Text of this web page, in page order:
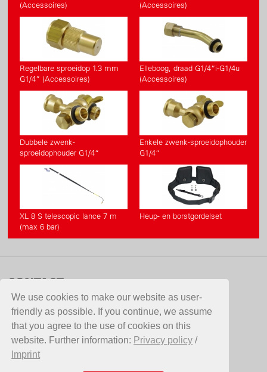
We use cookies to make our website as user-
friendly as possible. If you continue, we assume
that you agree to the use of cookies on this
website. Further information: Privacy policy /
Imprint
(Accessoires)
(Accessoires)
Regelbare sproeidop 1.3 mm
G1/4” (Accessoires)
Elleboog, draad G1/4“i-G1/4u
(Accessoires)
Dubbele zwenk-
sproeidophouder G1/4“
Enkele zwenk-sproeidophouder
G1/4“
XL 8 S telescopic lance 7 m
(max 6 bar)
Heup- en borstgordelset
CONTACT
DCM Nederland B.V.
Pondweg 21
2153 PK Nieuw-Vennep
NEDERLAND